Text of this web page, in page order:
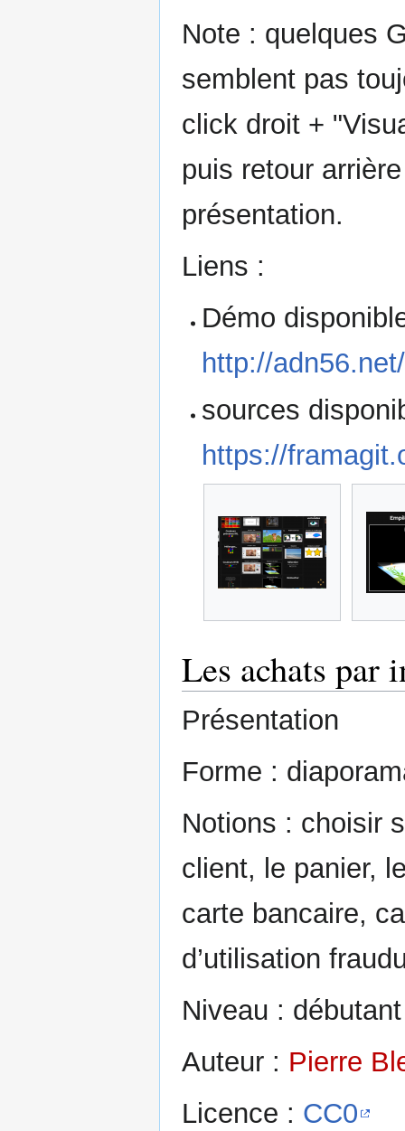
Note : quelques
semblent pas
click droit +
puis retour
présentation.
Liens :
Démo
http://
sources
https://
Les achats par
Présentation
Forme :
Notions : choisir
client, le panier,
carte bancaire,
d’utilisation
Niveau :
Auteur : Pierre
Licence : CC0